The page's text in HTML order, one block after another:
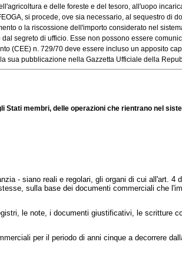
e delle foreste e del tesoro, all'uopo
si procede, ove sia necessario, al sequestro di
o la riscossione dell'importo considerato nel
segreto di ufficio. Esse non possono essere
(CEE) n. 729/70 deve essere incluso un apposito
pubblicazione nella Gazzetta Ufficiale della
membri, delle operazioni che rientrano nel
- siano reali e regolari, gli organi di cui all'art.
sulla base dei documenti commerciali che
le note, i documenti giustificativi, le scritture
per il periodo di anni cinque a decorrere